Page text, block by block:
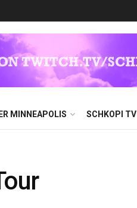
MINNEAPOLIS SCHKOPI TV